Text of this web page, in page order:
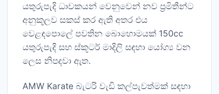
යතුරුපැදි ධාවකයන් වෙනුවෙන් නව ප්‍රමිතීන්ට
අනුකූලව සකස් කර ඇති අතර එය
වෙළඳපොලේ පවතින බොහොමයක් 150cc
යතුරුපැදි සහ ස්කූටර් මාදිලි සඳහා යෝග්‍ය වන
ලෙස නිපදවා ඇත.
AMW Karate බැටරි වැඩි කල්පැවත්මක් සඳහා